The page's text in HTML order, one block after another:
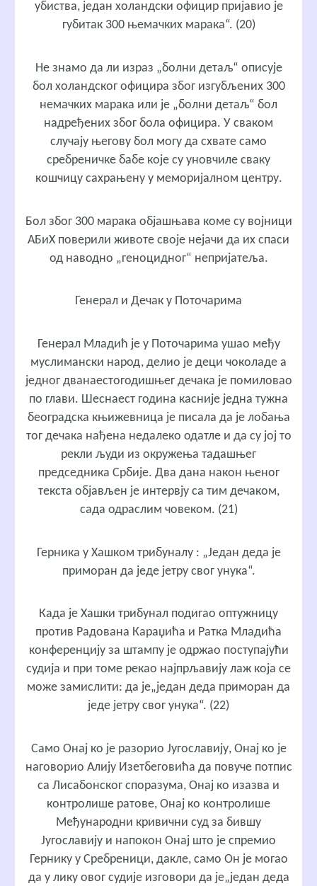
убиства, један холандски официр пријавио је
губитак 300 њемачких марака“. (20)
Не знамо да ли израз „болни детаљ“ описује
бол холандског официра због изгубљених 300
немачких марака или је „болни детаљ“ бол
надређених због бола официра. У сваком
случају његову бол могу да схвате само
сребреничке бабе које су уновчиле сваку
кошчицу сахрањену у меморијалном центру.
Бол због 300 марака објашњава коме су војници
АБиХ поверили животе своје нејачи да их спаси
од наводно „геноцидног“ непријатеља.
Генерал и Дечак у Поточарима
Генерал Младић је у Поточарима ушао међу
муслимански народ, делио је деци чоколаде а
једног дванаестогодишњег дечака је помиловао
по глави. Шеснаест година касније једна тужна
београдска књижевница је писала да је лобања
тог дечака нађена недалеко одатле и да су јој то
рекли људи из окружења тадашњег
председника Србије. Два дана након њеног
текста објављен је интервју са тим дечаком,
сада одраслим човеком. (21)
Герника у Хашком трибуналу : „Један деда је
приморан да једе јетру свог унука“.
Када је Хашки трибунал подигао оптужницу
против Радована Караџића и Ратка Младића
конференцију за штампу је одржао поступајући
судија и при томе рекао најпрљавију лаж која се
може замислити: да је„један деда приморан да
једе јетру свог унука“. (22)
Само Онај ко је разорио Југославију, Онај ко је
наговорио Алију Изетбеговића да повуче потпис
са Лисабонског споразума, Онај ко изазва и
контролише ратове, Онај ко контролише
Међународни кривични суд за бившу
Југославију и напокон Онај што је спремио
Гернику у Сребреници, дакле, само Он је могао
да у лику овог судије изговори да је„један деда